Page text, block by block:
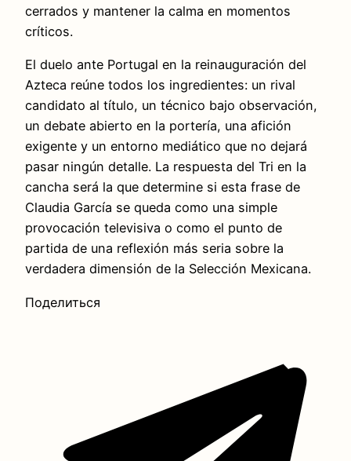
cerrados y mantener la calma en momentos
críticos.
El duelo ante Portugal en la reinauguración del
Azteca reúne todos los ingredientes: un rival
candidato al título, un técnico bajo observación,
un debate abierto en la portería, una afición
exigente y un entorno mediático que no dejará
pasar ningún detalle. La respuesta del Tri en la
cancha será la que determine si esta frase de
Claudia García se queda como una simple
provocación televisiva o como el punto de
partida de una reflexión más seria sobre la
verdadera dimensión de la Selección Mexicana.
Поделиться